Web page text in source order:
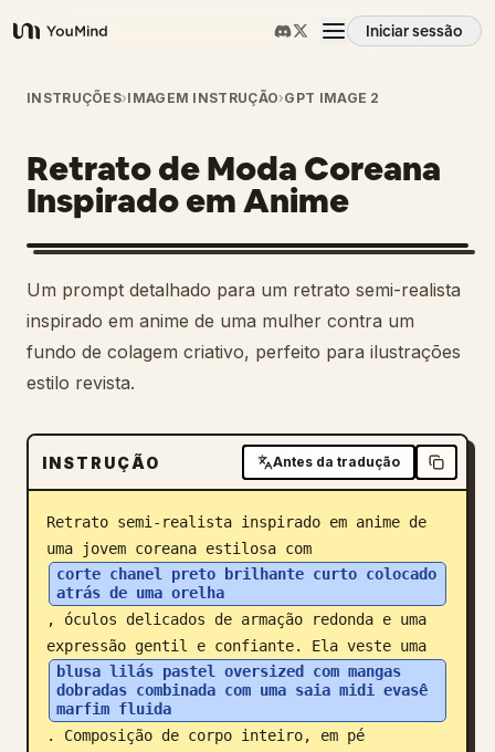
YouMind
Iniciar sessão
Visão geral
Casos de uso
Habilidades
Prompts
Preços
Transferir
Blogue
Atualizações
INSTRUÇÕES›IMAGEM INSTRUÇÃO›GPT IMAGE 2
Retrato de Moda Coreana
Inspirado em Anime
Um prompt detalhado para um retrato semi-realista
inspirado em anime de uma mulher contra um
fundo de colagem criativo, perfeito para ilustrações
estilo revista.
INSTRUÇÃO Antes da tradução
Retrato semi-realista inspirado em anime de
uma jovem coreana estilosa com
corte chanel preto brilhante curto colocado
atrás de uma orelha
, óculos delicados de armação redonda e uma
expressão gentil e confiante. Ela veste uma
blusa lilás pastel oversized com mangas
dobradas combinada com uma saia midi evasê
marfim fluida
. Composição de corpo inteiro, em pé